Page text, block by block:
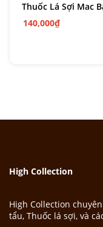
Thuốc Lá Sợi Mac
140,000₫
High Collection
High Collection
tẩu, Thuốc lá sợi, và